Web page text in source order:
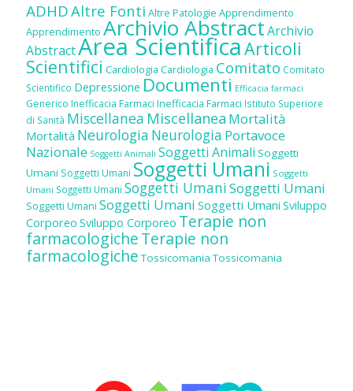
ADHDAltre Fonti Altre Patologie Apprendimento
Apprendimento Archivio AbstractArchivio
AbstractArea ScientificaArticoli
Scientifici Cardiologia Cardiologia Comitato Comitato
Scientifico Depressione Documenti Efficacia farmaci
Generico Inefficacia Farmaci Inefficacia Farmaci Istituto Superiore
di Sanità Miscellanea Miscellanea Mortalità
Mortalità Neurologia Neurologia Portavoce
Nazionale Soggetti Animali Soggetti Animali Soggetti
Umani Soggetti Umani Soggetti Umani Soggetti
Umani Soggetti Umani Soggetti UmaniSoggetti Umani
Soggetti Umani Soggetti Umani Soggetti Umani Sviluppo
Corporeo Sviluppo Corporeo Terapie non
farmacologicheTerapie non
farmacologiche Tossicomania Tossicomania